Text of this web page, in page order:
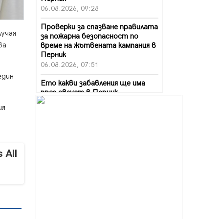
All
06.08.2026, 09:28
Проверки за спазване правилата
за пожарна безопасност по
време на жътвената кампания в
Перник
06.08.2026, 07:51
Ето какви забавления ще има
през август в Перник
06.08.2026, 00:48